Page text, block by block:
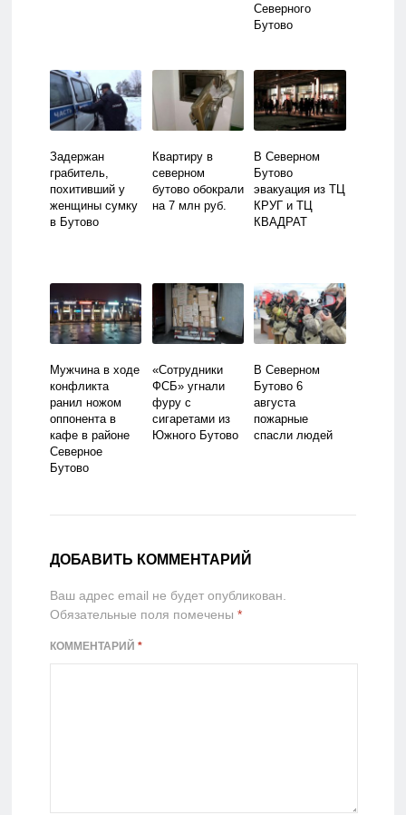
Северного
Бутово
Задержан
грабитель,
похитивший у
женщины сумку
в Бутово
Квартиру в
северном
бутово обокрали
на 7 млн руб.
В Северном
Бутово
эвакуация из ТЦ
КРУГ и ТЦ
КВАДРАТ
Мужчина в ходе
конфликта
ранил ножом
оппонента в
кафе в районе
Северное
Бутово
«Сотрудники
ФСБ» угнали
фуру с
сигаретами из
Южного Бутово
В Северном
Бутово 6
августа
пожарные
спасли людей
ДОБАВИТЬ КОММЕНТАРИЙ
Ваш адрес email не будет опубликован.
Обязательные поля помечены *
КОММЕНТАРИЙ *